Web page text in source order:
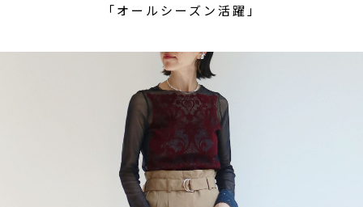
「オールシーズン活躍」